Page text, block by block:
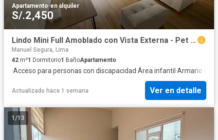
Apartamento·en alquiler
S/.2,450
Lindo Mini Full Amoblado con Vista Externa - Pet Friendly - Full Áreas Comunes
Manuel Segura, Lima
42 m²1 Dormitorio1 BañoApartamento
·Acceso para personas con discapacidad·Área infantil ·Armario
Actualizado hace 1 semana Ver en detalle
1 /13